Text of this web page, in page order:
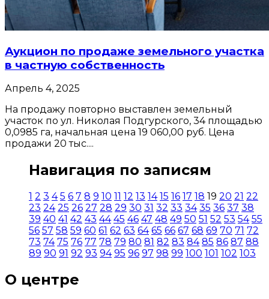
Аукцион по продаже земельного участка
в частную собственность
Апрель 4, 2025
На продажу повторно выставлен земельный
участок по ул. Николая Подгурского, 34 площадью
0,0985 га, начальная цена 19 060,00 руб. Цена
продажи 20 тыс....
Навигация по записям
1 2 3 4 5 6 7 8 9 10 11 12 13 14 15 16 17 18 19 20 21 22
23 24 25 26 27 28 29 30 31 32 33 34 35 36 37 38
39 40 41 42 43 44 45 46 47 48 49 50 51 52 53 54 55
56 57 58 59 60 61 62 63 64 65 66 67 68 69 70 71 72
73 74 75 76 77 78 79 80 81 82 83 84 85 86 87 88
89 90 91 92 93 94 95 96 97 98 99 100 101 102 103
О центре